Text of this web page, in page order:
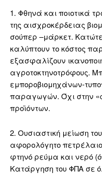
1. Φθηνά και ποιοτικά
της αισχροκέρδειας
σούπερ –μάρκετ.
καλύπτουν το κόστος
εξασφαλίζουν
αγροτοκτηνοτρόφους.
εμποροβιομηχάνων-
παραγωγών. Όχι στην
προϊόντων.
2. Ουσιαστική μείωση
αφορολόγητο
φτηνό ρεύμα και νερό
Κατάργηση του ΦΠΑ σε